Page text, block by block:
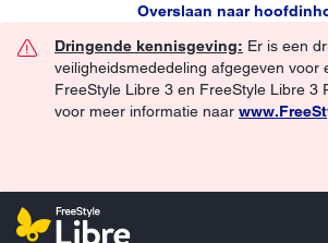
Overslaan naar
Dringende kennisgeving: Er is een
veiligheidsmededeling afgegeven voor
FreeStyle Libre 3 en FreeStyle Libre 3
voor meer informatie naar